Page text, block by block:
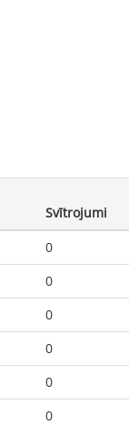
Svītrojumi
0
0
0
0
0
0